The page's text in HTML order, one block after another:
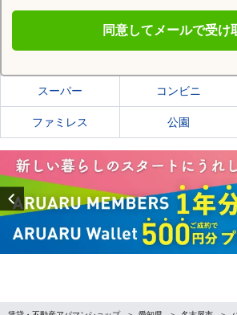
同意してメールで受け
名古屋市北区の施設一覧
スーパー コンビニ
ファミレス 公園
Previous